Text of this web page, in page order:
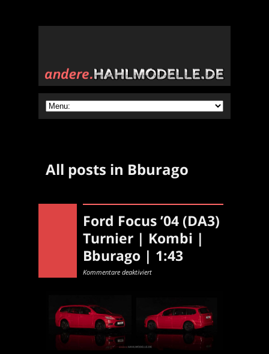
All posts in Bburago
Ford Focus ’04 (DA3)
Turnier | Kombi |
Bburago | 1:43
Kommentare deaktiviertfür
Kombi
|
Bburago
1:43